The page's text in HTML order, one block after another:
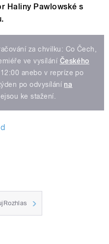
Haliny Pawlowské s
za chvilku: Co Čech,
ve vysílání Českého
anebo v repríze po
po odvysílání na
ke stažení.